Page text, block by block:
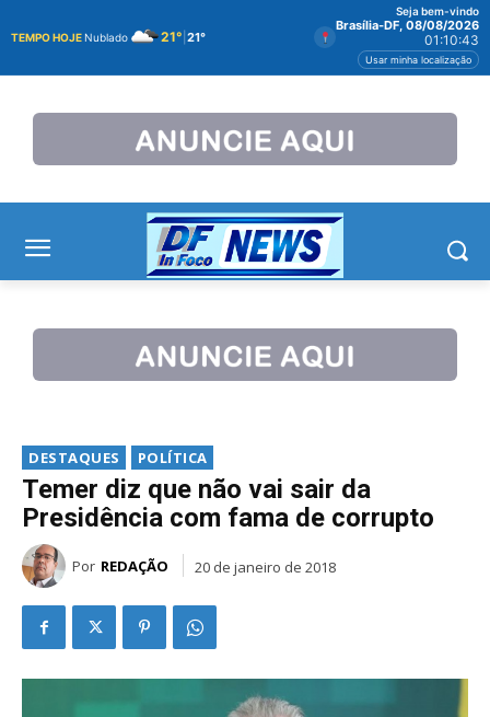
TEMPO HOJENublado 21° 21°
Seja bem-vindo
Brasília-DF, 08/08/2026
01:10:44
Usar minha localização
DESTAQUES POLÍTICA
Temer diz que não vai sair da
Presidência com fama de corrupto
Por REDAÇÃO 20 de janeiro de 2018